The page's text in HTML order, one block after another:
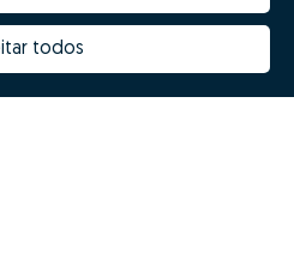
todos